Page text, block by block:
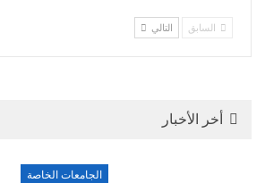
السابق التالي
أخر الأخبار
الجامعات الخاصة